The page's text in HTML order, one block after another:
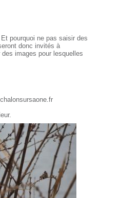
pourquoi ne pas saisir des
donc invités à
images pour lesquelles